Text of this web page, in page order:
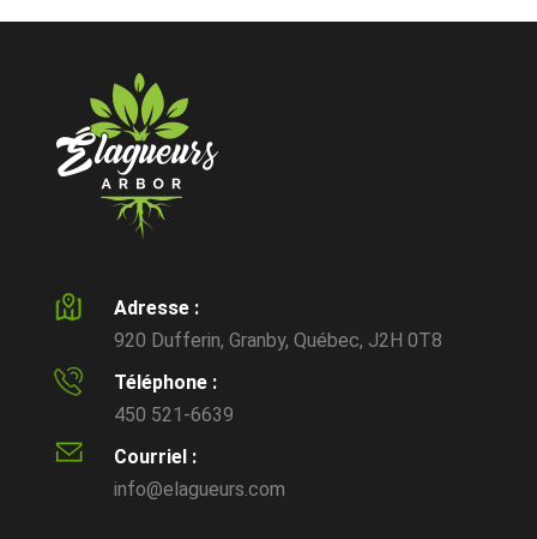
Adresse :
920 Dufferin, Granby, Québec, J2H 0T8
Téléphone :
450 521-6639
Courriel :
info@elagueurs.com